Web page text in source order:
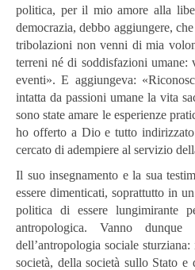
politica, per il mio amore alla
democrazia, debbo aggiungere,
tribolazioni non venni di mia
terreni né di soddisfazioni
eventi». E aggiungeva:
intatta da passioni umane la vita
sono state amare le esperienze
ho offerto a Dio e tutto
cercato di adempiere al servizio
Il suo insegnamento e la sua
essere dimenticati, soprattutto in
politica di essere lungimirante
antropologica. Vanno
dell’antropologia sociale
società, della società sullo Stato